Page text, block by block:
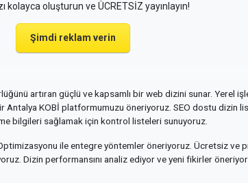
kolayca oluşturun ve ÜCRETSİZ yayınlayın!
Şimdi reklam verin
artıran güçlü ve kapsamlı bir web dizini sunar. Yerel
KOBİ platformumuzu öneriyoruz. SEO dostu dizin
bilgileri sağlamak için kontrol listeleri sunuyoruz.
ile entegre yöntemler öneriyoruz. Ücretsiz ve
Dizin performansını analiz ediyor ve yeni fikirler